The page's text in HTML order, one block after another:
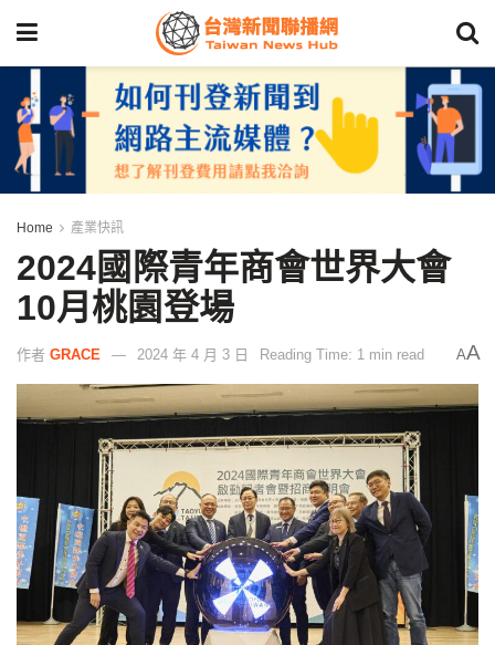
Home 產業快訊
2024國際青年商會世界大會
10月桃園登場
作者 GRACE 2024 年 4 月 3 日 Reading Time: 1 min read AA